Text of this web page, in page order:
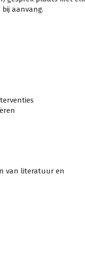
aanvang.
van literatuur en